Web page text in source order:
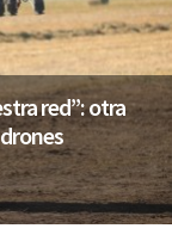
red”: otra